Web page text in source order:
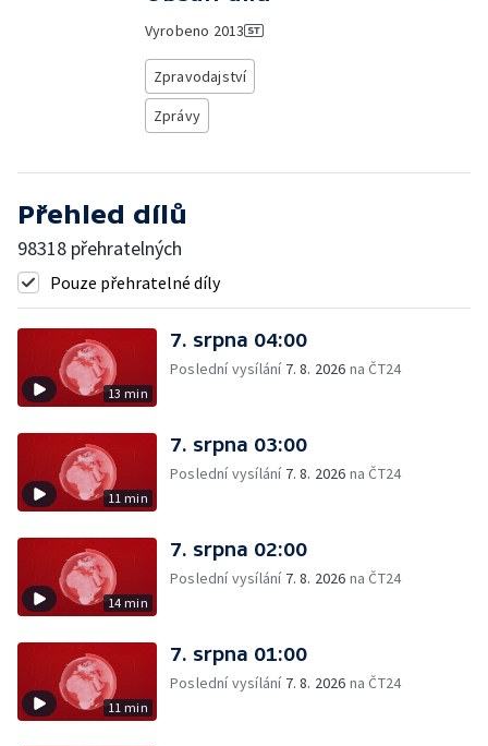
Vyrobeno 2013
Zpravodajství
Zprávy
Přehled dílů
98318 přehratelných
Pouze přehratelné díly
13 min
7. srpna 04:00
Poslední vysílání 7. 8. 2026 na ČT24
11 min
7. srpna 03:00
Poslední vysílání 7. 8. 2026 na ČT24
14 min
7. srpna 02:00
Poslední vysílání 7. 8. 2026 na ČT24
11 min
7. srpna 01:00
Poslední vysílání 7. 8. 2026 na ČT24